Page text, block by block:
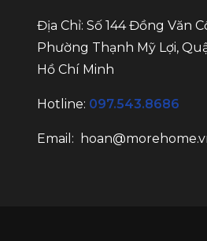
Địa Chỉ: Số 144 Đồng Văn
Phường Thạnh Mỹ Lợi,
Hồ Chí Minh
Hotline: 097.543.8686
Email: